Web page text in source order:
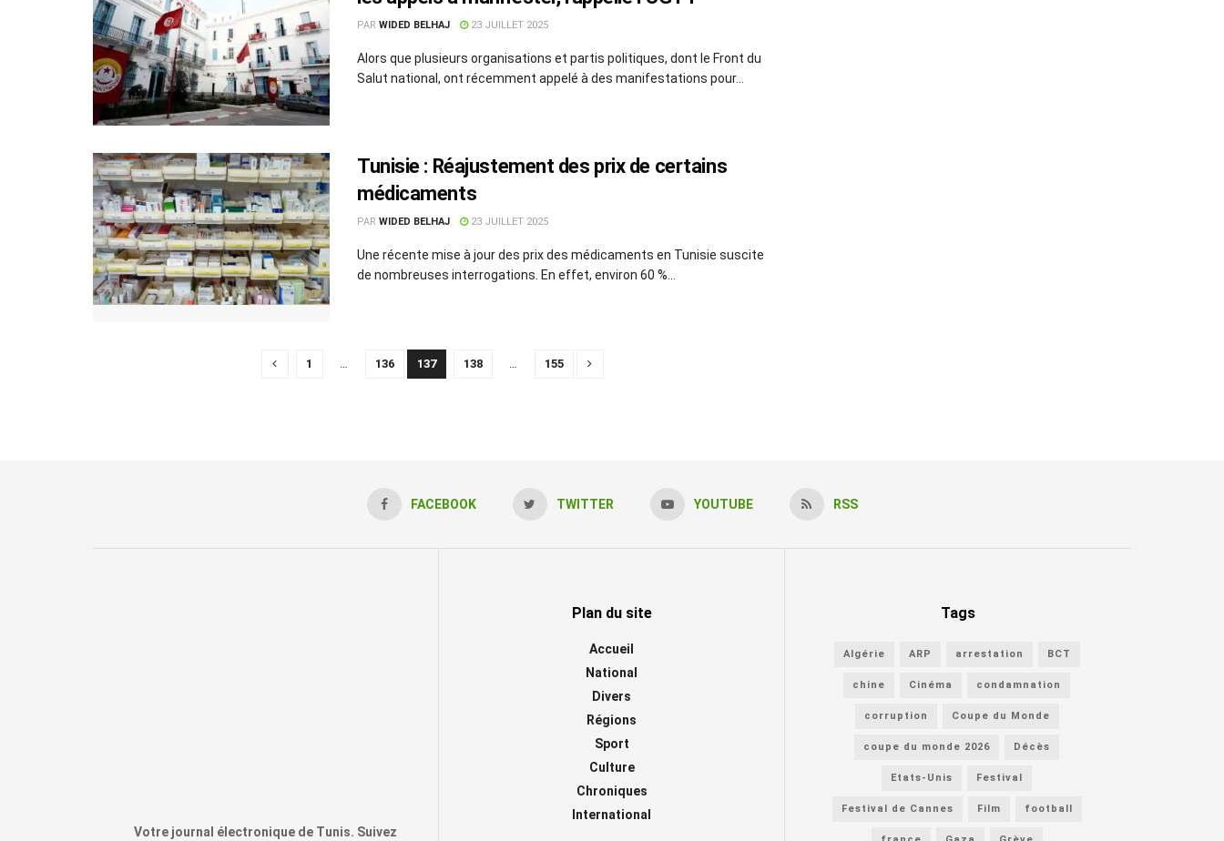
PAR WIDED BELHAJ 23 JUILLET 2025
Alors que plusieurs organisations et partis politiques, dont le Front du
Salut national, ont récemment appelé à des manifestations pour...
Tunisie : Réajustement des prix de certains
médicaments
PAR WIDED BELHAJ 23 JUILLET 2025
Une récente mise à jour des prix des médicaments en Tunisie suscite
de nombreuses interrogations. En effet, environ 60 %...
1 136 137 138 155
FACEBOOK TWITTER YOUTUBE RSS
Votre journal électronique de Tunis. Suivez
Plan du site
Accueil
National
Divers
Régions
Sport
Culture
Chroniques
International
Tags
Algérie ARP arrestation BCT
chine Cinéma condamnation
corruption Coupe du Monde
coupe du monde 2026 Décès
Etats-Unis Festival
Festival de Cannes Film football